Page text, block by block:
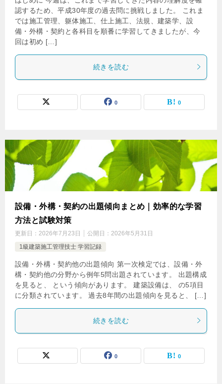
認するため、平成30年度の過去問に挑戦しました。 これま
では施工管理、躯体施工、仕上施工、法規、建築学、設
備・外構・契約と各科目を順番に学習してきましたが、今
回は初め […]
続きを読む
0 0
設備・外構・契約の出題傾向まとめ｜効率的な学習
方法と試験対策
更新日： 2026年7月23日 公開日： 2026年5月31日
1級建築施工管理技士 学習記録
設備・外構・契約他の出題傾向 第一次検定では、設備・外
構・契約他の分野から例年5問出題されています。 出題構成
を見ると、 という傾向があります。 建築設備は、 の5項目
に分類されています。 過去8年間の出題傾向を見ると、 […]
続きを読む
0 0